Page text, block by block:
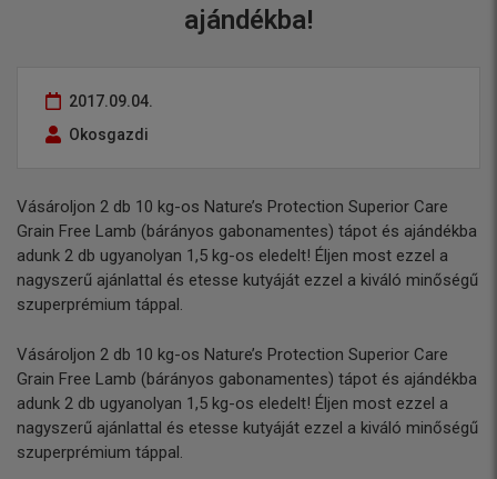
ajándékba!
2017.09.04.
Okosgazdi
Vásároljon 2 db 10 kg-os Nature’s Protection Superior Care
Grain Free Lamb (bárányos gabonamentes) tápot és ajándékba
adunk 2 db ugyanolyan 1,5 kg-os eledelt! Éljen most ezzel a
nagyszerű ajánlattal és etesse kutyáját ezzel a kiváló minőségű
szuperprémium táppal.
Vásároljon 2 db 10 kg-os Nature’s Protection Superior Care
Grain Free Lamb (bárányos gabonamentes) tápot és ajándékba
adunk 2 db ugyanolyan 1,5 kg-os eledelt! Éljen most ezzel a
nagyszerű ajánlattal és etesse kutyáját ezzel a kiváló minőségű
szuperprémium táppal.